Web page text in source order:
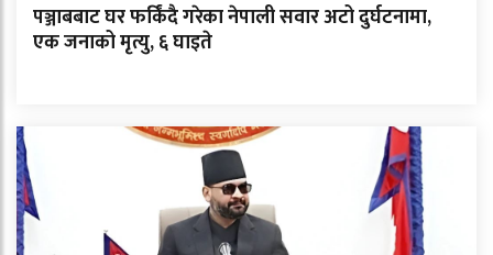
पञ्जाबबाट घर फर्किंदै गरेका नेपाली सवार अटो दुर्घटनामा,
एक जनाको मृत्यु, ६ घाइते